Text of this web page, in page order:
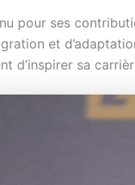
pour ses
et
d’inspirer sa